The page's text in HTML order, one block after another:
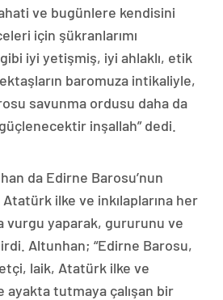
ve bugünlere kendisini
için şükranlarımı
iyi yetişmiş, iyi ahlaklı, etik
baromuza intikaliyle,
savunma ordusu daha da
inşallah” dedi.
da Edirne Barosu’nun
ilke ve inkılaplarına her
vurgu yaparak, gururunu ve
Altunhan; “Edirne Barosu,
laik, Atatürk ilke ve
ayakta tutmaya çalışan bir